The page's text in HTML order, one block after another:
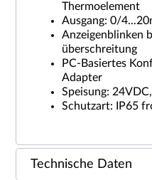
Thermoelement
Ausgang: 0/
Anzeigenblinken
überschreitung
PC-Basiertes
Adapter
Speisung:
Schutzart: IP65
Technische Daten